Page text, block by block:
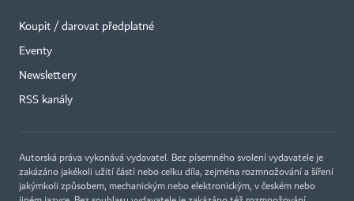
Koupit / darovat předplatné
Eventy
Newslettery
RSS kanály
Autorská práva vykonává vydavatel. Bez písemného svolení vydavatele je
zakázáno jakékoli užití částí nebo celku díla, zejména rozmnožování a šíření
jakýmkoli způsobem, mechanickým nebo elektronickým, v českém nebo